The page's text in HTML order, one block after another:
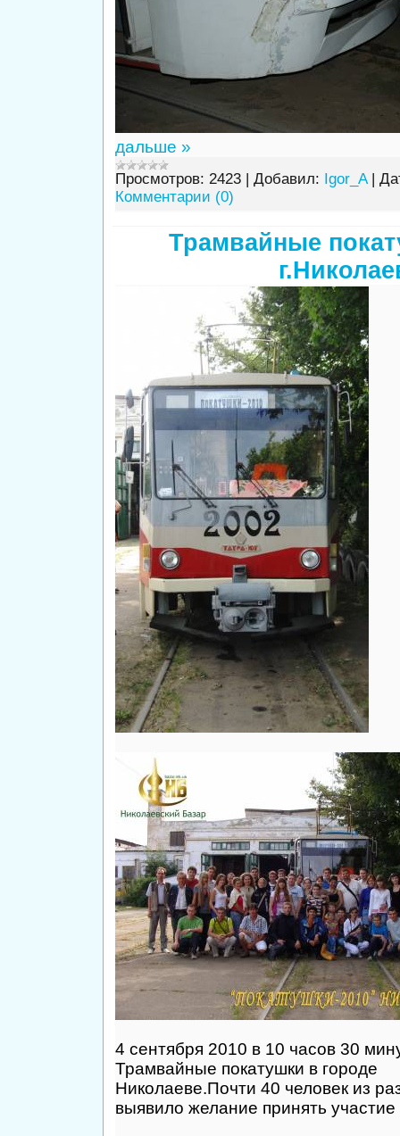
дальше »
Просмотров: 2423 | Добавил: Igor_A |
Комментарии (0)
Трамвайные
4 сентября 2010 в 10 часов 30
Трамвайные покатушки в городе
Николаеве.Почти 40 человек из
выявило желание принять